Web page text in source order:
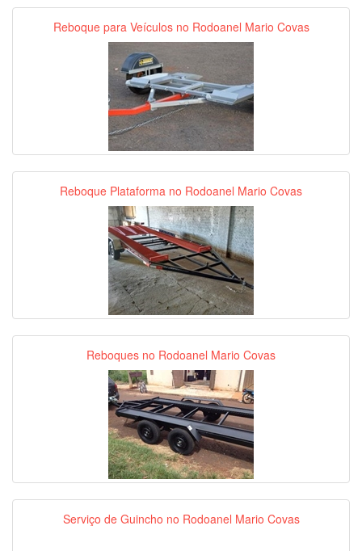
Reboque para Veículos no Rodoanel Mario Covas
Reboque Plataforma no Rodoanel Mario Covas
Reboques no Rodoanel Mario Covas
Serviço de Guincho no Rodoanel Mario Covas